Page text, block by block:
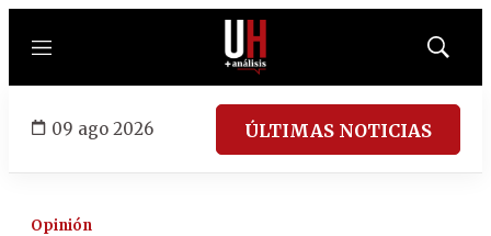
Menú
Mostrar
09 ago 2026 ÚLTIMAS NOTICIAS
Opinión